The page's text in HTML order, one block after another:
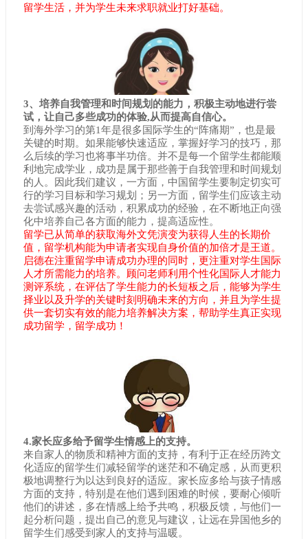
留学生活，并为学生未来求职就业打好基础。
3、培养自我管理和时间规划的能力，积极主动地进行尝
试，让自己多些成功的体验,从而提高自信心。
到海外学习的第1年是很多国际学生的“阵痛期”，也是最
关键的时期。如果能够快速适应，掌握好学习的技巧，那
么后续的学习也将事半功倍。并不是每一个留学生都能顺
利地完成学业，成功是属于那些善于自我管理和时间规划
的人。因此我们建议，一方面，中国留学生要制定切实可
行的学习目标和学习规划；另一方面，留学生们应该主动
去尝试感兴趣的活动，积累成功的经验，在不断地正向强
化中培养自己各方面的能力，提高适应性。
留学已从简单的获取海外文凭演变为获得人生的长期价
值，留学机构能为申请者实现自身价值的加倍才是王道。
启德在注重留学申请成功办理的同时，更注重对学生国际
人才所需能力的培养。顾问老师利用个性化国际人才能力
测评系统，在评估了学生能力的长短板之后，能够为学生
择业以及升学的关键时刻明确未来的方向，并且为学生提
供一套切实有效的能力培养解决方案，帮助学生真正实现
成功留学，留学成功！
4.家长应多给予留学生情感上的支持。
来自家人的物质和精神方面的支持，有利于正在经历跨文
化适应的留学生们减轻留学的迷茫和不确定感，从而更积
极地调整行为以达到良好的适应。家长应多给与孩子情感
方面的支持，特别是在他们遇到困难的时候，要耐心倾听
他们的讲述，多在情感上给予共鸣，积极反馈，与他们一
起分析问题，提出自己的意见与建议，让远在异国他乡的
留学生们感受到家人的支持与温暖。